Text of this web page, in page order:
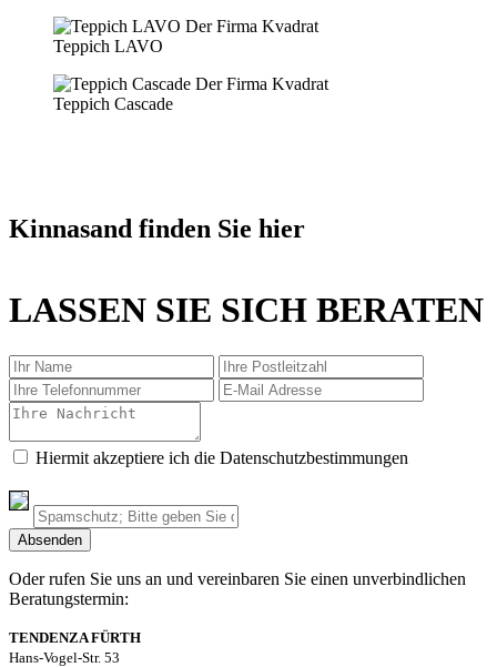
Teppich LAVO
Teppich Cascade
Kinnasand finden Sie hier
LASSEN SIE SICH BERATEN
Hiermit akzeptiere ich die Datenschutzbestimmungen
Oder rufen Sie uns an und vereinbaren Sie einen unverbindlichen
Beratungstermin:
TENDENZA FÜRTH
Hans-Vogel-Str. 53